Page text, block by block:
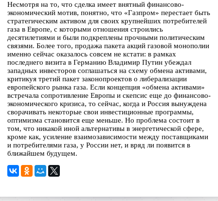
Несмотря на то, что сделка имеет внятный финансово-
экономический мотив, понятно, что «Газпром» перестает быть
стратегическим активом для своих крупнейших потребителей
газа в Европе, с которыми отношения строились
десятилетиями и были подкреплены прочными политическим
связями. Более того, продажа пакета акций газовой монополии
именно сейчас оказалось совсем не кстати: в рамках
последнего визита в Германию Владимир Путин убеждал
западных инвесторов соглашаться на схему обмена активами,
критикуя третий пакет законопроектов о либерализации
европейского рынка газа. Если концепция «обмена активами»
встречала сопротивление Европы и скепсис еще до финансово-
экономического кризиса, то сейчас, когда и Россия вынуждена
сворачивать некоторые свои инвестиционные программы,
оптимизма становится еще меньше. Но проблема состоит в
том, что никакой иной альтернативы в энергетической сфере,
кроме как, усиление взаимозависимости между поставщиками
и потребителями газа, у России нет, и вряд ли появится в
ближайшем будущем.